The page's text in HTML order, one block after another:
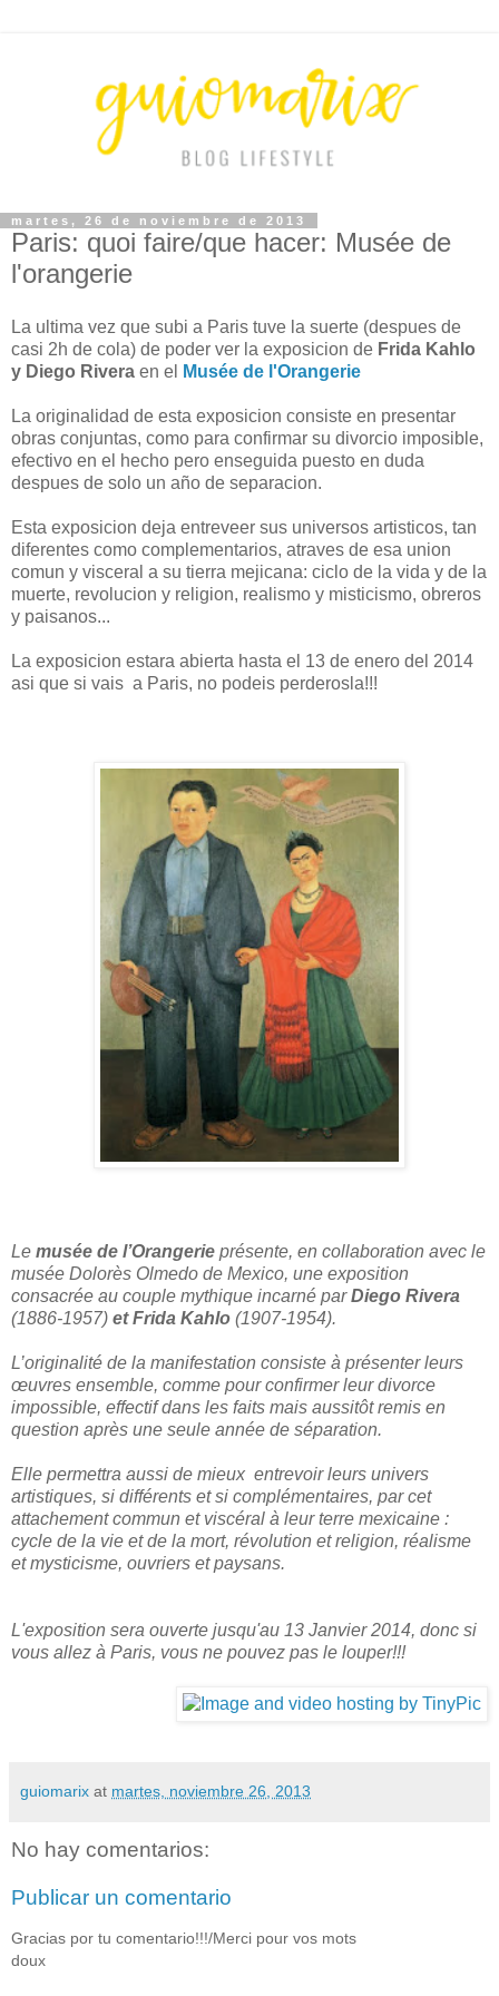
martes, 26 de noviembre de 2013
Paris: quoi faire/que hacer: Musée de
l'orangerie
La ultima vez que subi a Paris tuve la suerte (despues de
casi 2h de cola) de poder ver la exposicion de Frida Kahlo
y Diego Rivera en el Musée de l'Orangerie
La originalidad de esta exposicion consiste en presentar
obras conjuntas, como para confirmar su divorcio imposible,
efectivo en el hecho pero enseguida puesto en duda
despues de solo un año de separacion.
Esta exposicion deja entreveer sus universos artisticos, tan
diferentes como complementarios, atraves de esa union
comun y visceral a su tierra mejicana: ciclo de la vida y de la
muerte, revolucion y religion, realismo y misticismo, obreros
y paisanos...
La exposicion estara abierta hasta el 13 de enero del 2014
asi que si vais a Paris, no podeis perderosla!!!
Le musée de l’Orangerie présente, en collaboration avec le
musée Dolorès Olmedo de Mexico, une exposition
consacrée au couple mythique incarné parDiego Rivera
(1886-1957) et Frida Kahlo (1907-1954).
L’originalité de la manifestation consiste à présenter leurs
œuvres ensemble, comme pour confirmer leur divorce
impossible, effectif dans les faits mais aussitôt remis en
question après une seule année de séparation.
Elle permettra aussi de mieux entrevoir leurs univers
artistiques, si différents et si complémentaires, par cet
attachement commun et viscéral à leur terre mexicaine :
cycle de la vie et de la mort, révolution et religion, réalisme
et mysticisme, ouvriers et paysans.
L'exposition sera ouverte jusqu'au 13 Janvier 2014, donc si
vous allez à Paris, vous ne pouvez pas le louper!!!
guiomarix at martes, noviembre 26, 2013
No hay comentarios:
Publicar un comentario
Gracias por tu comentario!!!/Merci pour vos mots
doux